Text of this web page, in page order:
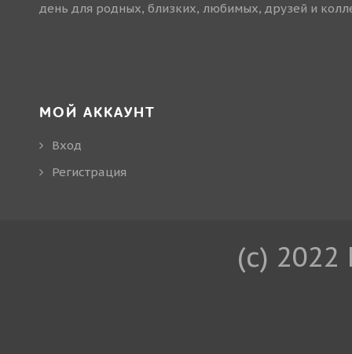
день для родных, близких, любимых, друзей и
МОЙ АККАУНТ
Вход
Регистрация
(c)